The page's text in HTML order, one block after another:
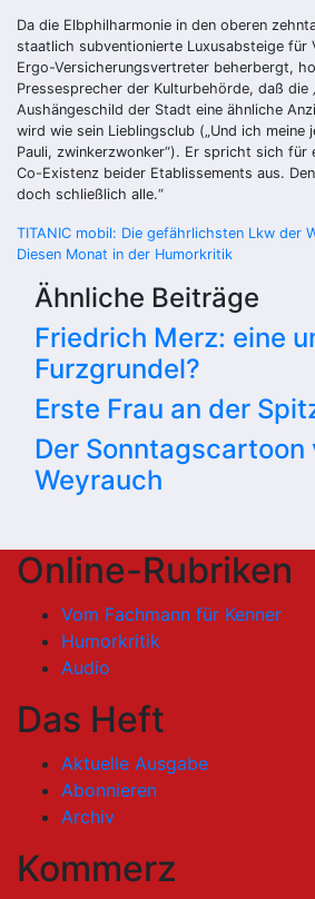
Da die Elbphilharmonie in den oberen
staatlich subventionierte Luxusabsteige für
Ergo-Versicherungsvertreter beherbergt,
Pressesprecher der Kulturbehörde, daß die
Aushängeschild der Stadt eine ähnliche
wird wie sein Lieblingsclub („Und ich meine
Pauli, zwinkerzwonker“). Er spricht sich für
Co-Existenz beider Etablissements aus.
doch schließlich alle.“
TITANIC mobil: Die gefährlichsten Lkw der
Diesen Monat in der Humorkritik
Ähnliche Beiträge
Friedrich Merz: eine
Furzgrundel?
Erste Frau an der
Der Sonntagscartoon
Weyrauch
Online-Rubriken
Vom Fachmann für Kenner
Humorkritik
Audio
Das Heft
Aktuelle Ausgabe
Abonnieren
Archiv
Kommerz